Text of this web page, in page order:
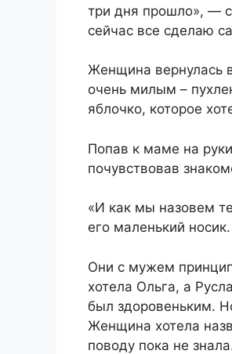
три дня прошло», —
сейчас все сделаю
Женщина вернулась
очень милым –
яблочко, которое
Попав к маме на
почувствовав
«И как мы назовем
его маленький носик.
Они с мужем
хотела Ольга, а
был здоровеньким.
Женщина хотела
поводу пока не